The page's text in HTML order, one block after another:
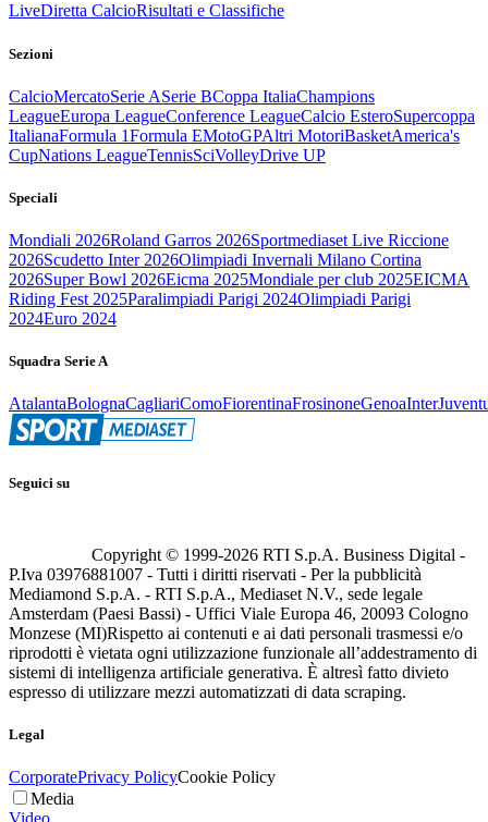
LiveDiretta CalcioRisultati e Classifiche
Sezioni
CalcioMercatoSerie ASerie BCoppa ItaliaChampions
LeagueEuropa LeagueConference LeagueCalcio EsteroSupercoppa
ItalianaFormula 1Formula EMotoGPAltri MotoriBasketAmerica's
CupNations LeagueTennisSciVolleyDrive UP
Speciali
Mondiali 2026Roland Garros 2026Sportmediaset Live Riccione
2026Scudetto Inter 2026Olimpiadi Invernali Milano Cortina
2026Super Bowl 2026Eicma 2025Mondiale per club 2025EICMA
Riding Fest 2025Paralimpiadi Parigi 2024Olimpiadi Parigi
2024Euro 2024
Squadra Serie A
AtalantaBolognaCagliariComoFiorentinaFrosinoneGenoaInter
Seguici su
Copyright © 1999-2026 RTI S.p.A. Business Digital -
P.Iva 03976881007 - Tutti i diritti riservati - Per la pubblicità
Mediamond S.p.A. - RTI S.p.A., Mediaset N.V., sede legale
Amsterdam (Paesi Bassi) - Uffici Viale Europa 46, 20093 Cologno
Monzese (MI)Rispetto ai contenuti e ai dati personali trasmessi e/o
riprodotti è vietata ogni utilizzazione funzionale all’addestramento di
sistemi di intelligenza artificiale generativa. È altresì fatto divieto
espresso di utilizzare mezzi automatizzati di data scraping.
Legal
CorporatePrivacy PolicyCookie Policy
Media
Video